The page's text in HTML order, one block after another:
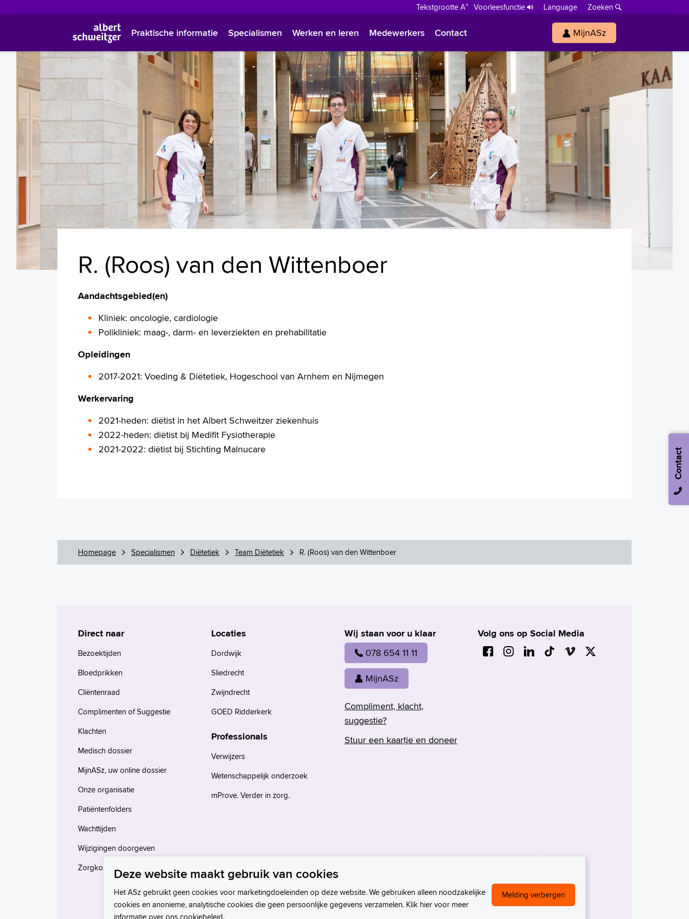
Tekstgrootte A+ Voorleesfunctie Language
Zoeken
Polski
Türkçe
Arabisch
Praktische informatie Specialismen Werken en leren Medewerkers Contact MijnASz
R. (Roos) van den Wittenboer
Aandachtsgebied(en)
Kliniek: oncologie, cardiologie
Polikliniek: maag-, darm- en leverziekten en prehabilitatie
Opleidingen
2017-2021: Voeding & Diëtetiek, Hogeschool van Arnhem en Nijmegen
Werkervaring
2021-heden: diëtist in het Albert Schweitzer ziekenhuis
2022-heden: diëtist bij Medifit Fysiotherapie
2021-2022: diëtist bij Stichting Malnucare
Homepage Specialismen Diëtetiek Team Diëtetiek R. (Roos) van den Wittenboer
Wij staan voor u klaar
078 654 11 11
MijnASz
Compliment, klacht,
suggestie?
Stuur een kaartje en doneer
Volg ons op Social Media
Direct naar
Bezoektijden
Bloedprikken
Cliëntenraad
Complimenten of Suggestie
Klachten
Medisch dossier
MijnASz, uw online dossier
Onze organisatie
Patiëntenfolders
Wachttijden
Wijzigingen doorgeven
Zorgkosten en verzekeringen
Locaties
Dordwijk
Sliedrecht
Zwijndrecht
GOED Ridderkerk
Professionals
Verwijzers
Wetenschappelijk onderzoek
mProve. Verder in zorg.
Contact
Deze website maakt gebruik van cookies
Het ASz gebruikt geen cookies voor marketingdoeleinden op deze website. We gebruiken alleen noodzakelijke
cookies en anonieme, analytische cookies die geen persoonlijke gegevens verzamelen. Klik hier voor meer
informatie over onscookiebeleid.
Melding verbergen